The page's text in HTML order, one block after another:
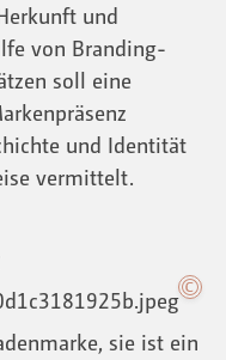
und
von Branding-
soll eine
und Identität
vermittelt.
sie ist ein